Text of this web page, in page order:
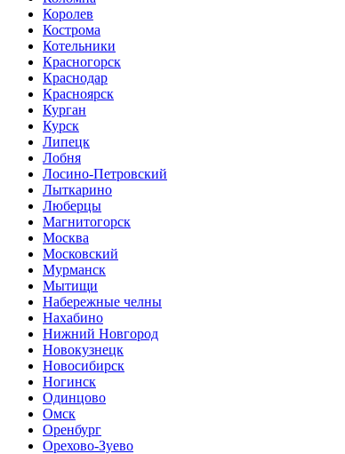
Королев
Кострома
Котельники
Красногорск
Краснодар
Красноярск
Курган
Курск
Липецк
Лобня
Лосино-Петровский
Лыткарино
Люберцы
Магнитогорск
Москва
Московский
Мурманск
Мытищи
Набережные челны
Нахабино
Нижний Новгород
Новокузнецк
Новосибирск
Ногинск
Одинцово
Омск
Оренбург
Орехово-Зуево